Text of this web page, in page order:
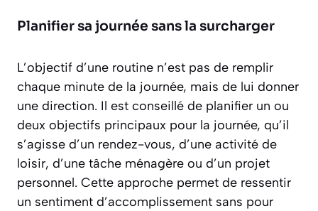
Planifier sa journée sans la surcharger
L’objectif d’une routine n’est pas de remplir
chaque minute de la journée, mais de lui donner
une direction. Il est conseillé de planifier un ou
deux objectifs principaux pour la journée, qu’il
s’agisse d’un rendez-vous, d’une activité de
loisir, d’une tâche ménagère ou d’un projet
personnel. Cette approche permet de ressentir
un sentiment d’accomplissement sans pour